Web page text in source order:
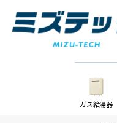
ガス給湯器